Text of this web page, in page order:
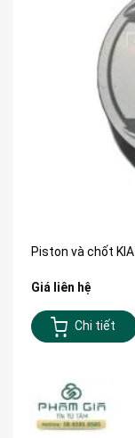
Piston và chốt
Giá liên hệ
Chi tiết